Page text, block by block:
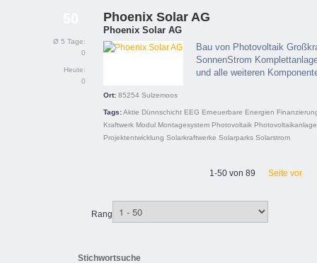
Ø 5 Tage:
0
Heute:
0
Phoenix Solar AG
Phoenix Solar AG
Bau von Photovoltaik
SonnenStrom
und alle weiteren
Ort: 85254 Sulzemoos
Tags:Aktie Dünnschicht EEG Erneuerbare Energien
Kraftwerk Modul Montagesystem Photovoltaik Photovoltaikanlage
Projektentwicklung Solarkraftwerke Solarparks Solarstrom
1-50 von 89 Seite vor
Rang
Stichwortsuche